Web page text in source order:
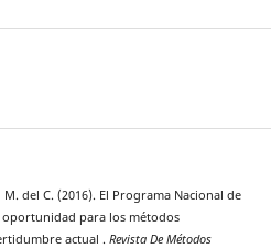
del C. (2016). El Programa Nacional de
oportunidad para los métodos
actual . Revista De Métodos